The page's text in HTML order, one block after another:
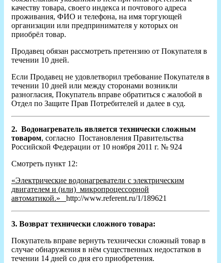
качеству товара, своего индекса и почтового адреса
проживания, ФИО и телефона, на имя торгующей
организации или предпринимателя у которых он
приобрёл товар.
Продавец обязан рассмотреть претензию от Покупателя в
течении 10 дней.
Если Продавец не удовлетворил требование Покупателя в
течении 10 дней или между сторонами возникли
разногласия, Покупатель вправе обратиться с жалобой в
Отдел по Защите Прав Потребителей и далее в суд.
2. Водонагреватель является технически сложным
товаром, согласно Постановления Правительства
Российской Федерации от 10 ноября 2011 г. № 924
Смотреть пункт 12:
«Электрические водонагреватели с электрическим
двигателем и (или) микропроцессорной
автоматикой.» http://www.referent.ru/1/189621
3. Возврат технически сложного товара:
Покупатель вправе вернуть технически сложный товар в
случае обнаружения в нём существенных недостатков в
течении 14 дней со дня его приобретения.